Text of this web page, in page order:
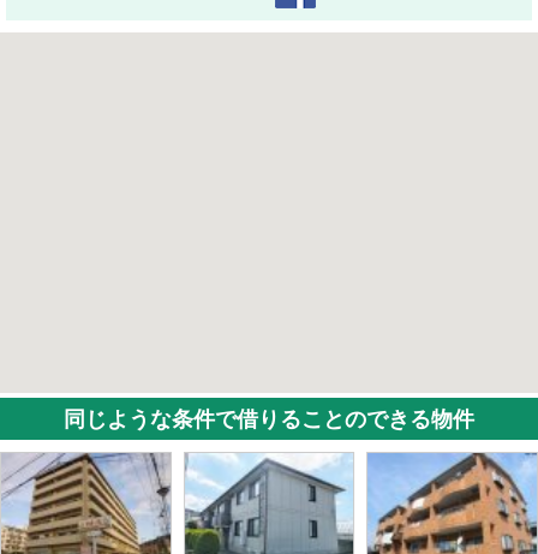
同じような条件で借りることのできる物件